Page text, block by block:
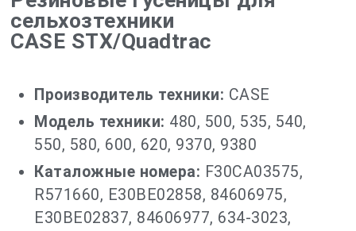
сельхозтехники
CASE STX/Quadtrac
Производитель техники: CASE
Модель техники: 480, 500, 535, 540,
550, 580, 600, 620, 9370, 9380
Каталожные номера: F30CA03575,
R571660, E30BE02858, 84606975,
E30BE02837, 84606977, 634-3023,